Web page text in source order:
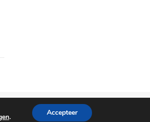
2026 © reisaccessoires.com
. Accepteer